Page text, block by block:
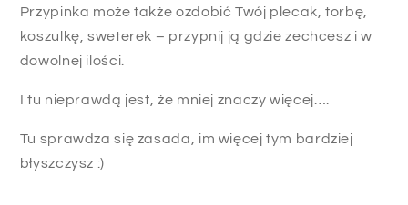
Przypinka może także ozdobić Twój plecak, torbę,
koszulkę, sweterek – przypnij ją gdzie zechcesz i w
dowolnej ilości.
I tu nieprawdą jest, że mniej znaczy więcej….
Tu sprawdza się zasada, im więcej tym bardziej
błyszczysz :)